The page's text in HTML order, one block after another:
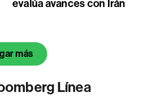
evalúa avances con Irán
más
Línea